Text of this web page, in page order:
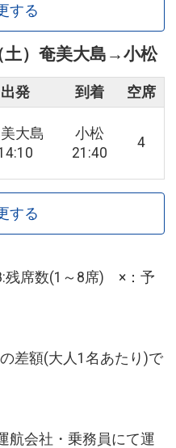
する
） 奄美大島 →小松
出発 到着 空席
大島
小松
21:40
4
する
残席数(1～8席) ×：予
差額(大人1名あたり)で
航会社・乗務員にて運